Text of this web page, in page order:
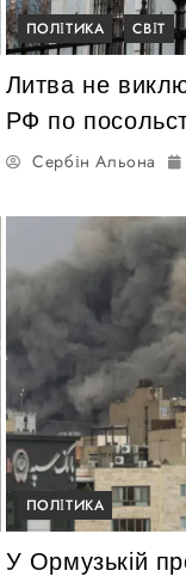
ПОЛІТИКА СВІТ
Литва не
РФ по
Сербін Альона
ПОЛІТИКА
У Ормузькій